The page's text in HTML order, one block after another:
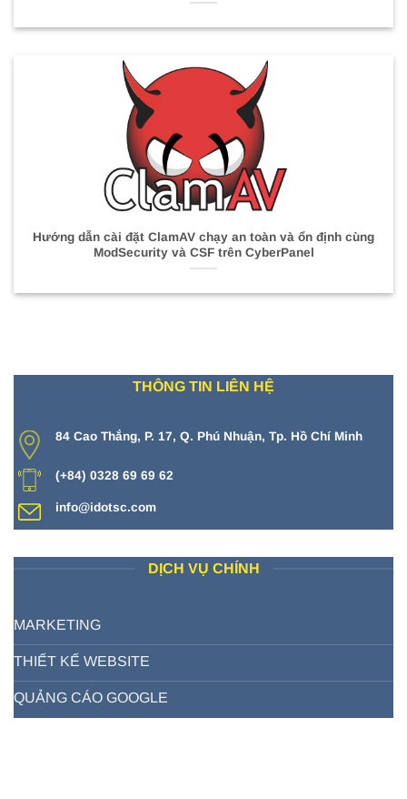
Hướng dẫn cài đặt ClamAV chạy an toàn và ổn định cùng
ModSecurity và CSF trên CyberPanel
THÔNG TIN LIÊN HỆ
84 Cao Thắng, P. 17, Q. Phú Nhuận, Tp. Hồ Chí Minh
(+84) 0328 69 69 62
info@idotsc.com
DỊCH VỤ CHÍNH
MARKETING
THIẾT KẾ WEBSITE
QUẢNG CÁO GOOGLE